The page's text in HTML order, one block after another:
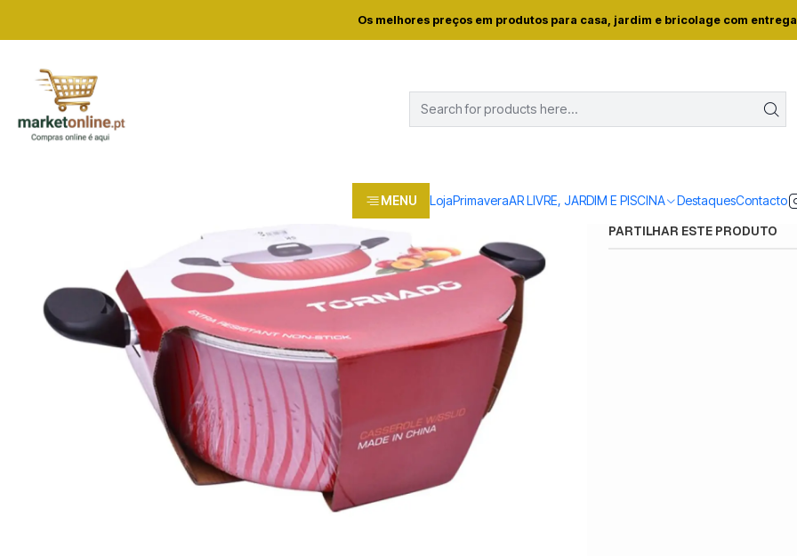
MENU LojaPrimaveraAR LIVRE, JARDIM E PISCINA DestaquesContacto
Os melhores preços em produtos para casa, jardim e bricolage com
Home Loja Casa e conforto COZINHA PANELAS CAÇAROLA 22X10CM
CAÇAROLA
Mostrar stock das
PARTILHAR ESTE PRODUTO